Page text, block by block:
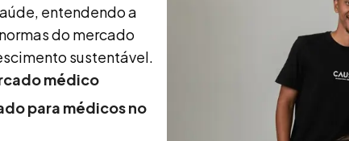
entendendo a
do mercado
sustentável.
médico
para médicos no